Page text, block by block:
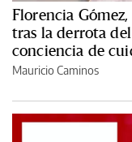
Florencia
tras la derrota
conciencia de
Mauricio Caminos